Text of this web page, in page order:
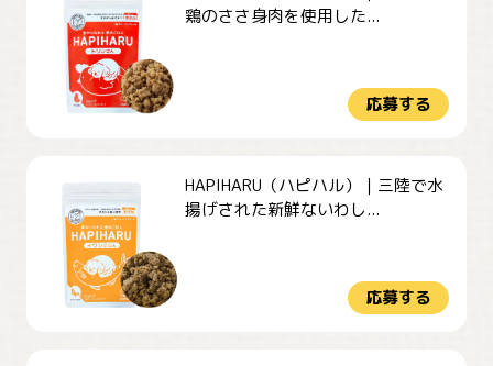
鶏のささ身肉を使用した...
応募する
HAPIHARU（ハピハル）｜三陸で水
揚げされた新鮮ないわし...
応募する